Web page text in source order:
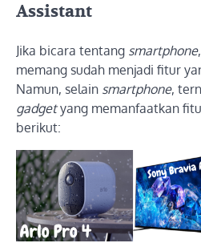
Assistant
Jika bicara tentang smartphone
memang sudah menjadi fitur
Namun, selain smartphone,
gadgetyang memanfaatkan
berikut: